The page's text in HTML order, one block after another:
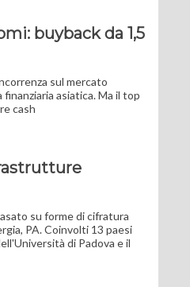
buyback da 1,5
sul mercato
asiatica. Ma il top
cash
su forme di cifratura
PA. Coinvolti 13 paesi
di Padova e il